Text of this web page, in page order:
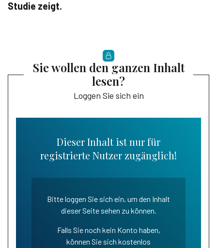
Studie zeigt.
Sie wollen den ganzen Inhalt
lesen?
Loggen Sie sich ein
Dieser Inhalt ist nur für
registrierte Nutzer zugänglich!
Bitte loggen Sie sich ein, um den Inhalt
dieser Seite sehen zu können.
Falls Sie noch kein Konto haben,
können Sie sich kostenlos